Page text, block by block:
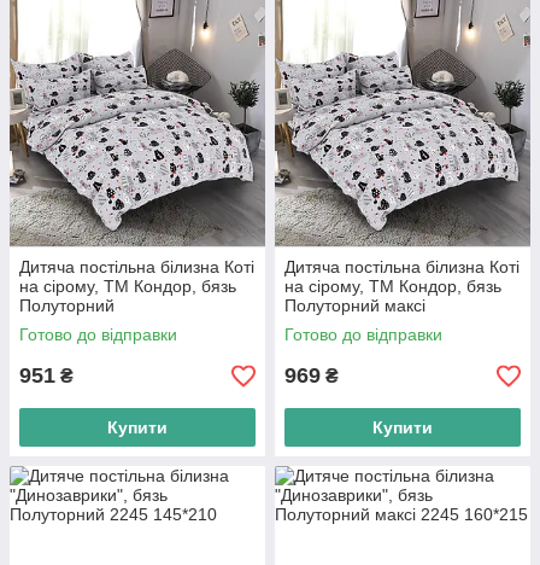
Дитяча постільна білизна Коті
на сірому, ТМ Кондор, бязь
Полуторний
Готово до відправки
951 ₴
Купити
Дитяча постільна білизна Коті
на сірому, ТМ Кондор, бязь
Полуторний максі
Готово до відправки
969 ₴
Купити